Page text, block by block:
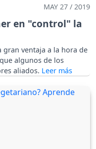
MAY 27 / 2019
en "control" la
ventaja a la hora de
algunos de los
aliados.